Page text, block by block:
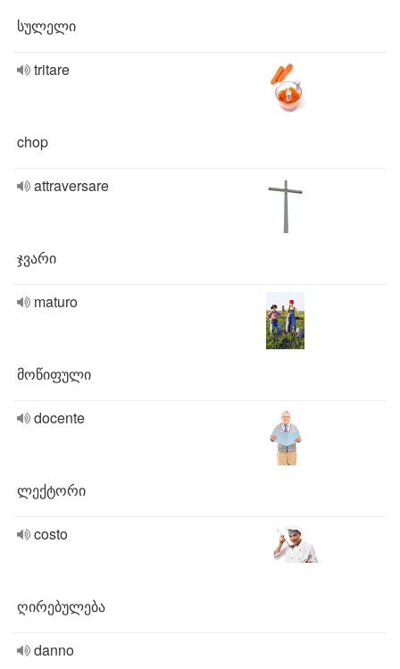
სულელი
tritare
chop
attraversare
ჯვარი
maturo
მოწიფული
docente
ლექტორი
costo
ღირებულება
danno